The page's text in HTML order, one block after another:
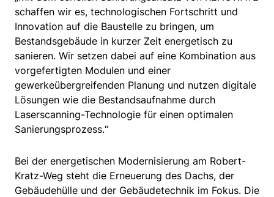
schaffen wir es, technologischen Fortschritt und
Innovation auf die Baustelle zu bringen, um
Bestandsgebäude in kurzer Zeit energetisch zu
sanieren. Wir setzen dabei auf eine Kombination aus
vorgefertigten Modulen und einer
gewerkeübergreifenden Planung und nutzen digitale
Lösungen wie die Bestandsaufnahme durch
Laserscanning-Technologie für einen optimalen
Sanierungsprozess.“
Bei der energetischen Modernisierung am Robert-
Kratz-Weg steht die Erneuerung des Dachs, der
Gebäudehülle und der Gebäudetechnik im Fokus. Die